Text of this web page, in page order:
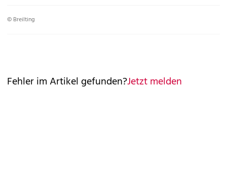
© Breilting
Fehler im Artikel gefunden?Jetzt melden